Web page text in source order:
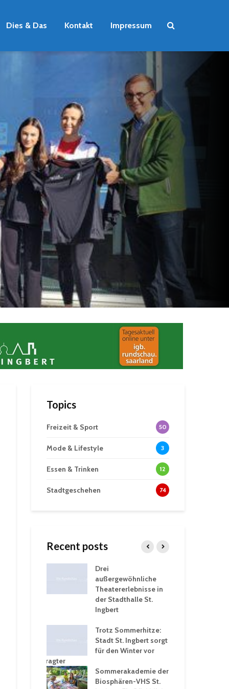
Dies & Das Kontakt Impressum
Topics
Freizeit & Sport 50
Mode & Lifestyle 3
Essen & Trinken 12
Stadtgeschehen 74
Recent posts
Drei
außergewöhnliche
Theatererlebnisse in
der Stadthalle St.
Ingbert
Trotz Sommerhitze:
Stadt St. Ingbert sorgt
für den Winter vor
Sommerakademie der
Biosphären-VHS St.